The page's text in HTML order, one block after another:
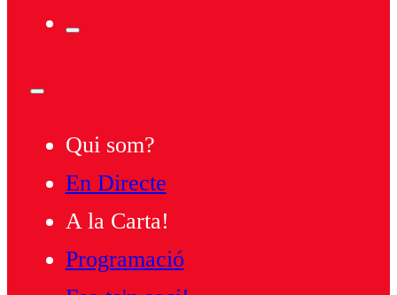
Qui som?
En Directe
A la Carta!
Programació